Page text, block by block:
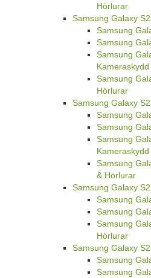
Hörlurar
Samsung Galaxy
Samsung
Samsung
Samsung
Kameraskydd
Samsung
Hörlurar
Samsung Galaxy
Samsung
Samsung
Samsung
Kameraskydd
Samsung
& Hörlurar
Samsung Galaxy
Samsung
Samsung
Samsung
Hörlurar
Samsung Galaxy
Samsung
Samsung